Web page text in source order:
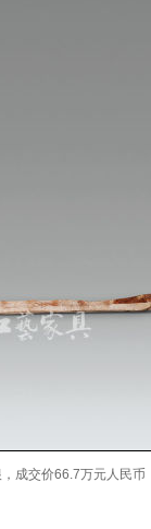
成交价66.7万元人民币